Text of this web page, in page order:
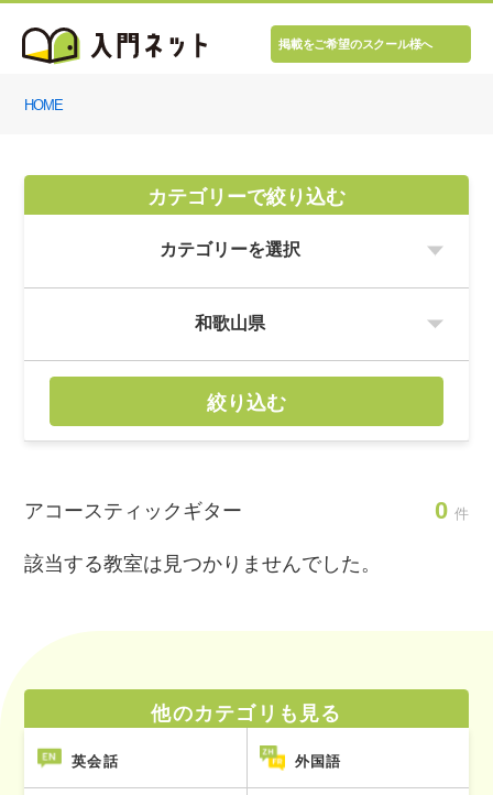
掲載をご希望のスクール様へ
HOME
カテゴリーで絞り込む
絞り込む
アコースティックギター 0 件
該当する教室は見つかりませんでした。
他のカテゴリも見る
英会話 外国語